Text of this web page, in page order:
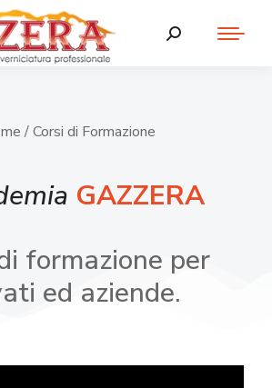
/ Corsi di Formazione
GAZZERA
formazione per
ed aziende.